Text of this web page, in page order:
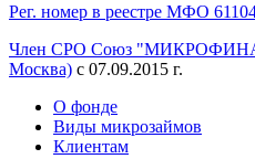
Рег. номер в реестре МФО
Член СРО Союз
Москва) с 07.09.2015 г.
О фонде
Виды микрозаймов
Клиентам